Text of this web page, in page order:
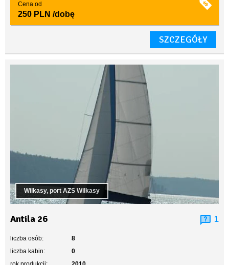
Cena od
250 PLN /dobę
SZCZEGÓŁY
Wilkasy, port AZS Wilkasy
Antila 26 1
liczba osób:
8
liczba kabin:
0